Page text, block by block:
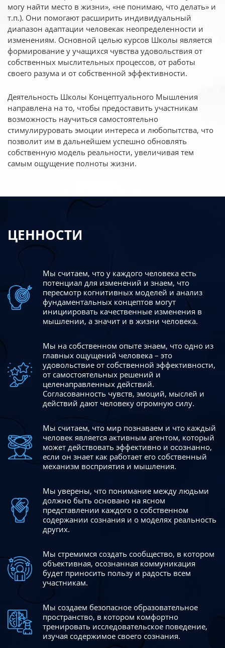
могу найти место в жизни», «не понимаю, что делать» и
т.п.). Они помогают расширить индивидуальный
диапазон адаптации человекак неопределенности и
изменениям. Основной целью курсов Школы является
формирование у учащихся чувства удовольствия от
собственных мыслительных процессов, от работы
своего разума и от собственной эффективности.
Деятельность Школы Концептуального Мышления
направлена на то, чтобы предоставить участникам
возможность научиться самостоятельно
стимулируровать эмоции интереса и любопытства, что
позволит им в дальнейшем успешно обновлять
собственную модель реальности, увеличивая тем
самым ощущение полноты жизни.
ЦЕННОСТИ
Мы считаем, что у каждого человека есть
потенциал для изменений и знаем, что
пересмотр когнитивных моделей и анализ
фундаментальных концептов могут
инициировать качественные изменения в
мышлении, а значит и в жизни человека.
Мы на собственном опыте знаем, что одно из
главных ощущений человека – это
удовольствие от собственной эффективности,
от самостоятельных решений и
целенаправленных действий.
Согласованность чувств, эмоций, мыслей и
действий дают человеку огромную силу.
Мы считаем, что мир познаваем и что каждый
человек является активным агентом, который
может действовать эффективно и осознанно,
если он знает как работает его собственный
механизм восприятия и мышления.
Мы уверены, что понимание между людьми
должно быть основано на ясном
представлении каждого о собственном
содержании сознания и о моделях реальность
других.
Мы стремимся создать сообщество, в котором
объективная, осознанная коммуникация
будет приносить пользу и радость всем
участникам.
Мы создаем безопасное образовательное
пространство, в котором комфортно
тренировать исследовательское поведение,
изучая содержимое своего сознания.